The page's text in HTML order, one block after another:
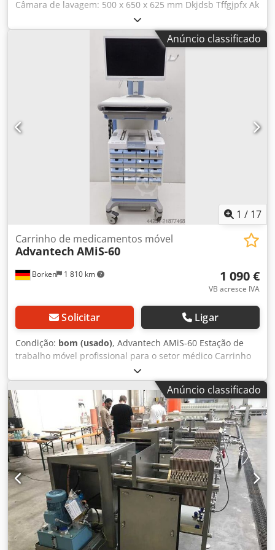
Câmara de lavagem: 500 x 650 x 625 mm Dkjdsb Tffgjpfx Ak
Anúncio classificado
1 / 17
Borken 1 810 km
Carrinho de medicamentos móvel
Advantech AMiS-60
1 090 €
VB acresce IVA
Solicitar Ligar
Condição: bom (usado), Advantech AMiS-60 Estação de
trabalho móvel profissional para o setor médico Carrinho
de enfermagem móvel de alta qualidade da marca
Advantech (modelo AMiS-60). Este sistema foi desenvolvido
como uma "Workstation on Wheels" (WoW) e é ideal para
hospitais, casas de repouso ou clínicas médicas,
permitindo a dispensação de medicamentos e
documentação diretamente junto ao paciente. Destaques
& Funções: Design ergonômico: Ajuste contínuo da altura
por mola a gás manual, adaptando-se facilmente a
qualquer estatura (posição sentada ou em pé).
Dispensação segura de medicamentos: Equipado com
caixa de medicamentos MDS com 16 compartimentos
removíveis individualmente. A caixa possui controle
eletrônico (abrir/fechar) e um fecho mecânico para acesso
de emergência. Fonte de alimentação integrada: O chassi
Anúncio classificado